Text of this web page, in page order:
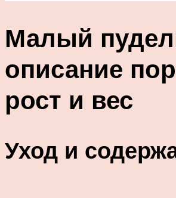
Малый
описание
рост и вес
Уход и